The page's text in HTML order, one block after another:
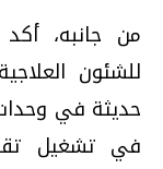
من جانبه، أكد
للشئون
حديثة في